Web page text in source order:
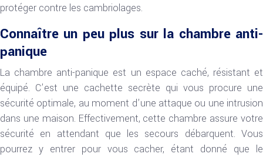
protéger contre les cambriolages.
Connaître un peu plus sur la chambre anti-
panique
La chambre anti-panique est un espace caché, résistant et
équipé. C’est une cachette secrète qui vous procure une
sécurité optimale, au moment d’une attaque ou une intrusion
dans une maison. Effectivement, cette chambre assure votre
sécurité en attendant que les secours débarquent. Vous
pourrez y entrer pour vous cacher, étant donné que le